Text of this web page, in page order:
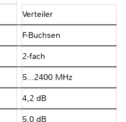
Verteiler
F-Buchsen
2-fach
5...2400 MHz
4,2 dB
5,0 dB